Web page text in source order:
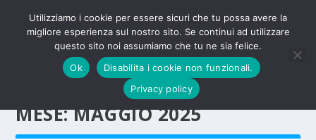
MESE:MAGGIO 2025
Utilizziamo i cookie per essere sicuri che tu possa avere la
migliore esperienza sul nostro sito. Se continui ad utilizzare
questo sito noi assumiamo che tu ne sia felice.
Ok
Disabilita i cookie non funzionali.
Privacy policy